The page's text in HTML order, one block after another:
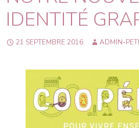
IDENTITÉ
21 SEPTEMBRE 2016 ADMIN-